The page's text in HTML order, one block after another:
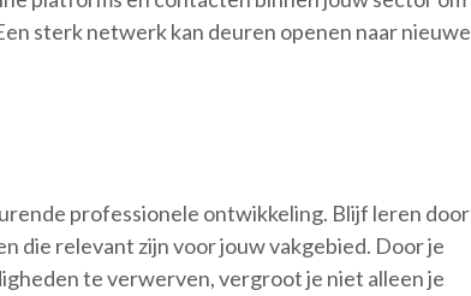
sterk netwerk kan deuren openen naar nieuwe
professionele ontwikkeling. Blijf leren door
die relevant zijn voor jouw vakgebied. Door je
te verwerven, vergroot je niet alleen je